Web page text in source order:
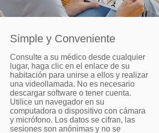
Simple y Conveniente
Consulte a su médico desde cualquier
lugar, haga clic en el enlace de su
habitación para unirse a ellos y realizar
una videollamada. No es necesario
descargar software o tener cuenta.
Utilice un navegador en su
computadora o dispositivo con cámara
y micrófono. Los datos se cifran, las
sesiones son anónimas y no se